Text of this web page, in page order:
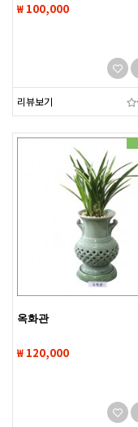
₩ 100,000
리뷰보기
옥화관
₩ 120,000